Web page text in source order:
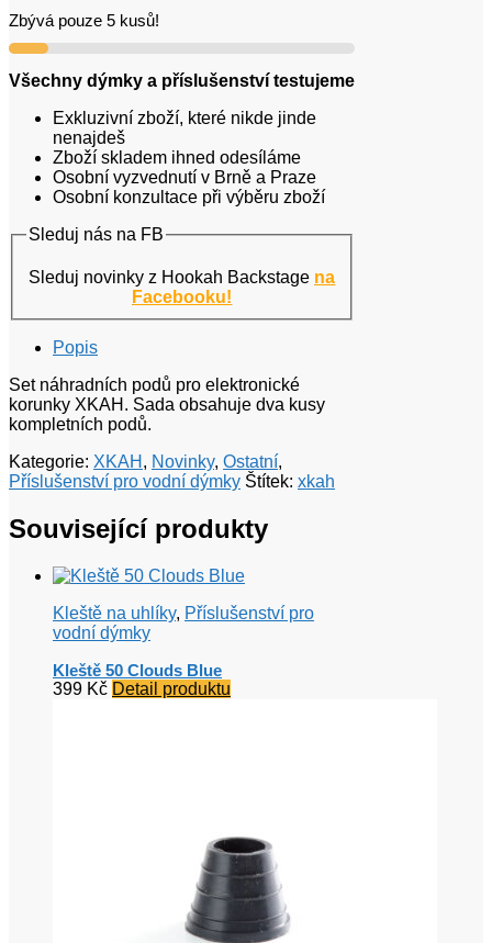
Zbývá pouze 5 kusů!
Všechny dýmky a příslušenství testujeme
Exkluzivní zboží, které nikde jinde
nenajdeš
Zboží skladem ihned odesíláme
Osobní vyzvednutí v Brně a Praze
Osobní konzultace při výběru zboží
Sleduj nás na FB
Sleduj novinky z Hookah Backstage na
Facebooku!
Popis
Set náhradních podů pro elektronické
korunky XKAH. Sada obsahuje dva kusy
kompletních podů.
Kategorie: XKAH , Novinky, Ostatní,
Příslušenství pro vodní dýmky Štítek: xkah
Související produkty
Kleště na uhlíky, Příslušenství pro
vodní dýmky
Kleště 50 Clouds Blue
399 Kč Detail produktu